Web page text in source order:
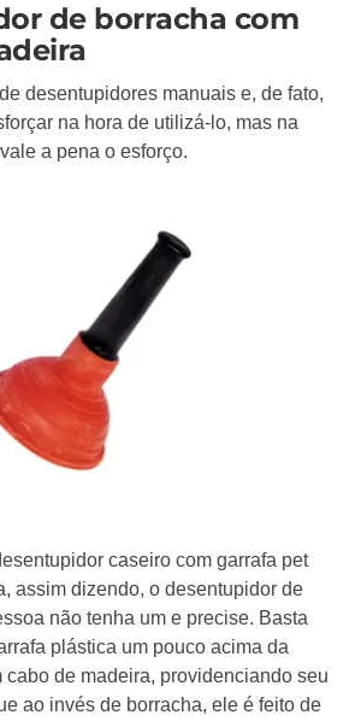
de borracha com
desentupidores manuais e, de fato,
na hora de utilizá-lo, mas na
a pena o esforço.
caseiro com garrafa pet
assim dizendo, o desentupidor de
não tenha um e precise. Basta
plástica um pouco acima da
cabo de madeira, providenciando seu
ao invés de borracha, ele é feito de